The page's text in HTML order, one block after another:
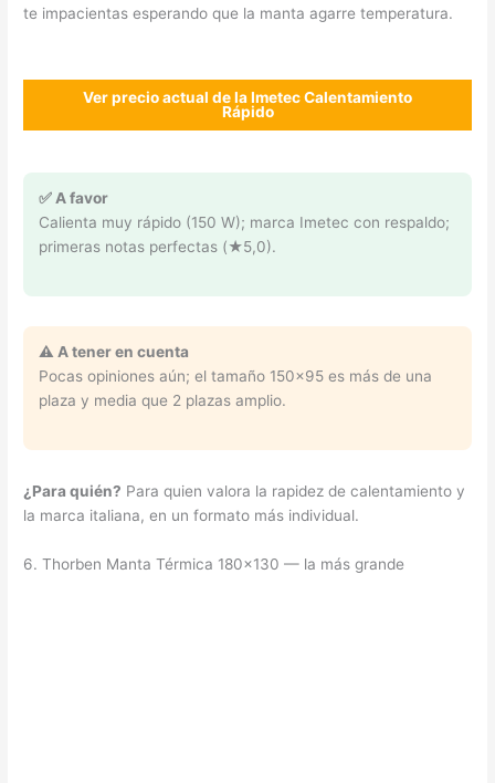
te impacientas esperando que la manta agarre temperatura.
Ver precio actual de la Imetec Calentamiento
Rápido
✅ A favor
Calienta muy rápido (150 W); marca Imetec con respaldo;
primeras notas perfectas (★5,0).
⚠️ A tener en cuenta
Pocas opiniones aún; el tamaño 150×95 es más de una
plaza y media que 2 plazas amplio.
¿Para quién? Para quien valora la rapidez de calentamiento y
la marca italiana, en un formato más individual.
6. Thorben Manta Térmica 180×130 — la más grande